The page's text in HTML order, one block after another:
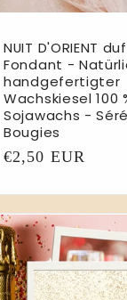
NUIT D'ORIENT
Fondant -
handgefertigter
Wachskiesel 100
Sojawachs -
Bougies
Normaler
€2,50 EUR